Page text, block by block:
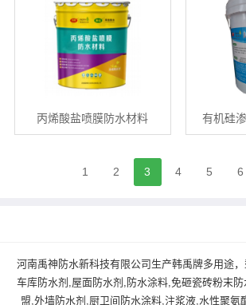
丙烯酸盐喷膜防水材料 有机硅
1 2 3 4 5 6
河南禹神防水新科技有限公司生产韩禹牌多用途
车库防水剂,屋面防水剂,防水涂料,免砸瓷砖粉末
盟,外墙防水剂,厨卫间防水涂料,注浆液,水性聚氨